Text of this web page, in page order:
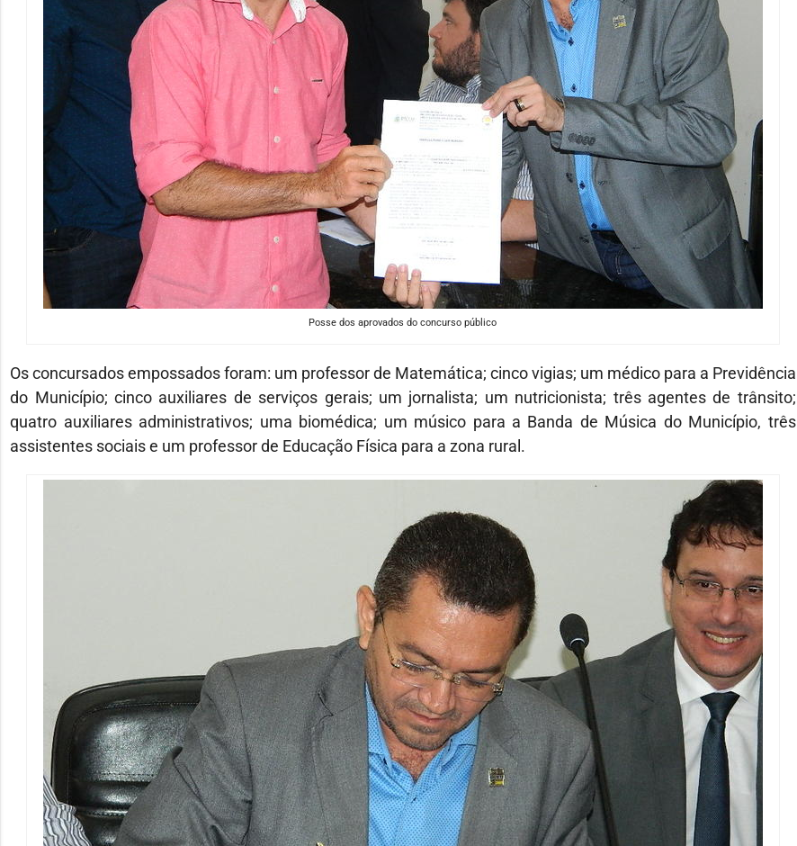
Posse dos aprovados do concurso público
Os concursados empossados foram: um professor de Matemática; cinco vigias; um médico para a Previdência
do Município; cinco auxiliares de serviços gerais; um jornalista; um nutricionista; três agentes de trânsito;
quatro auxiliares administrativos; uma biomédica; um músico para a Banda de Música do Município, três
assistentes sociais e um professor de Educação Física para a zona rural.